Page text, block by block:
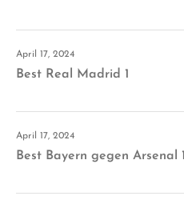
April 17, 2024
Best Real Madrid 1
April 17, 2024
Best Bayern gegen Arsenal 1